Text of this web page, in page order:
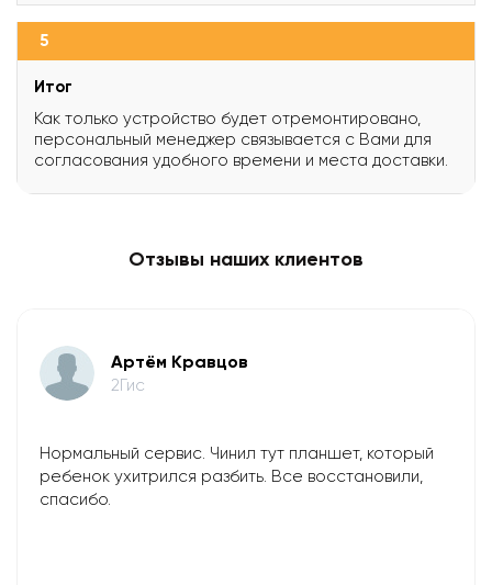
5
Итог
Как только устройство будет отремонтировано,
персональный менеджер связывается с Вами для
согласования удобного времени и места доставки.
Отзывы наших клиентов
Артём Кравцов
2Гис
Нормальный сервис. Чинил тут планшет, который
ребенок ухитрился разбить. Все восстановили,
спасибо.